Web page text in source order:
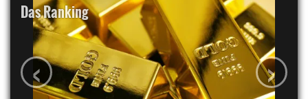
Das Ranking
‹ ›